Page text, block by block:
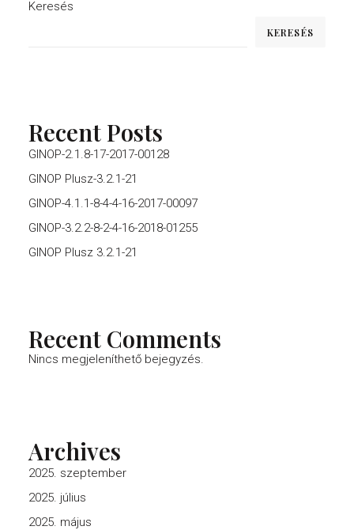
Keresés
KERESÉS
Recent Posts
GINOP-2.1.8-17-2017-00128
GINOP Plusz-3.2.1-21
GINOP-4.1.1-8-4-4-16-2017-00097
GINOP-3.2.2-8-2-4-16-2018-01255
GINOP Plusz 3.2.1-21
Recent Comments
Nincs megjeleníthető bejegyzés.
Archives
2025. szeptember
2025. július
2025. május